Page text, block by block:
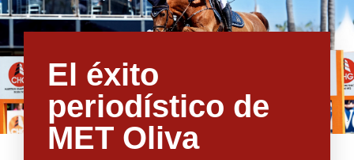
El éxito
periodístico de
MET Oliva